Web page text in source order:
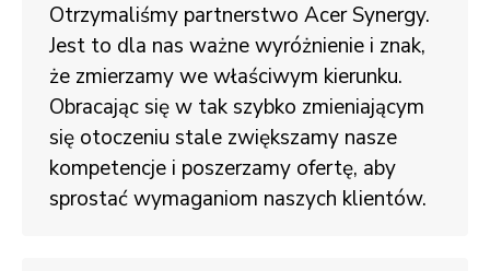
Otrzymaliśmy partnerstwo Acer Synergy.
Jest to dla nas ważne wyróżnienie i znak,
że zmierzamy we właściwym kierunku.
Obracając się w tak szybko zmieniającym
się otoczeniu stale zwiększamy nasze
kompetencje i poszerzamy ofertę, aby
sprostać wymaganiom naszych klientów.